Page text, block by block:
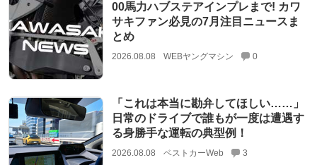
00馬力ハブステアインプレまで! カワ
サキファン必見の7月注目ニュースま
とめ
2026.08.08 WEBヤングマシン 0
「これは本当に勘弁してほしい……」
日常のドライブで誰もが一度は遭遇す
る身勝手な運転の典型例！
2026.08.08 ベストカーWeb 3